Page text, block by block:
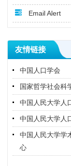
Email Alert
友情链接
中国人口学会
国家哲学社会科
中国人民大学人
中国人民大学人
中国人民大学学
心